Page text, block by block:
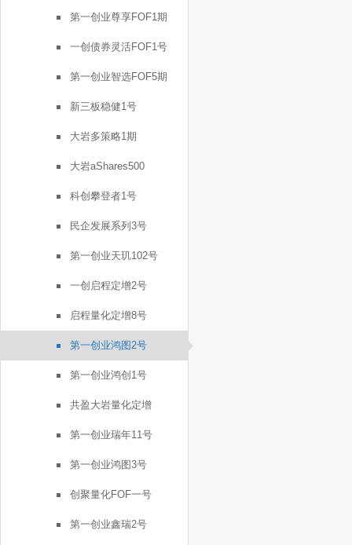
第一创业尊享FOF1期
一创债券灵活FOF1号
第一创业智选FOF5期
新三板稳健1号
大岩多策略1期
大岩aShares500
科创攀登者1号
民企发展系列3号
第一创业天玑102号
一创启程定增2号
启程量化定增8号
第一创业鸿图2号
第一创业鸿创1号
共盈大岩量化定增
第一创业瑞年11号
第一创业鸿图3号
创聚量化FOF一号
第一创业鑫瑞2号